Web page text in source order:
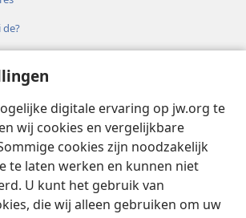
digitale ervaring op jw.org te
wij cookies en vergelijkbare
cookies zijn noodzakelijk
te laten werken en kunnen niet
U kunt het gebruik van
die wij alleen gebruiken om uw
TAPU INTERNET™